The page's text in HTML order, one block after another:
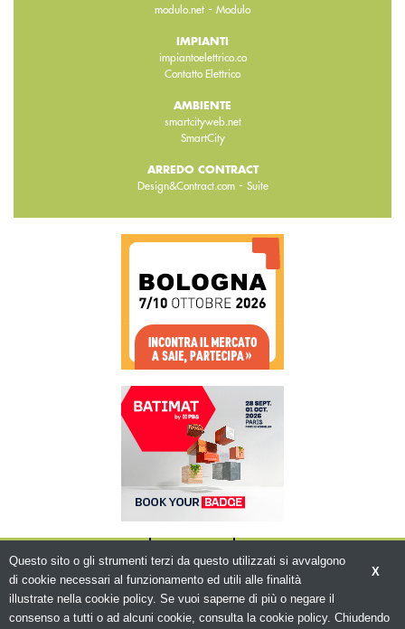
modulo.net - Modulo
IMPIANTI
impiantoelettrico.co
Contatto Elettrico
AMBIENTE
smartcityweb.net
SmartCity
ARREDO CONTRACT
Design&Contract.com- Suite
X
Questo sito o gli strumenti terzi da questo utilizzati si avvalgono
di cookie necessari al funzionamento ed utili alle finalità
illustrate nella cookie policy. Se vuoi saperne di più o negare il
consenso a tutti o ad alcuni cookie, consulta la cookie policy. Chiudendo